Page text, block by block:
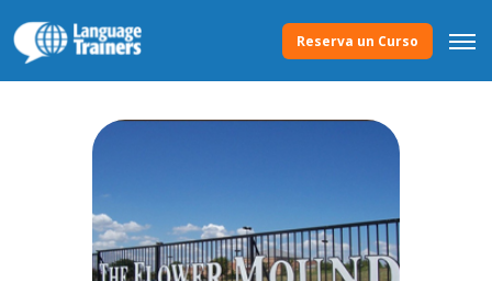
Reserva un Curso